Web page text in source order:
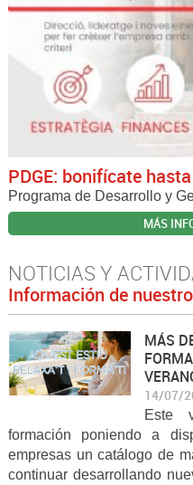
PDGE: bonifícate
Programa de Desarrollo y
MÁS
NOTICIAS Y
Información de
MÁS
14/07/
Este
formación poniendo a
empresas un catálogo de
continuar desarrollando